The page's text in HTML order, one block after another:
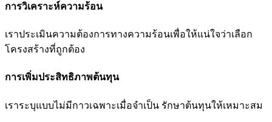
การวิเคราะห์ความร้อน
เราประเมินความต้องการทางความร้อนเพื่อให้แน่ใจว่าเลือก
โครงสร้างที่ถูกต้อง
การเพิ่มประสิทธิภาพต้นทุน
เราระบุแบบไม่มีกาวเฉพาะเมื่อจำเป็น รักษาต้นทุนให้เหมาะสม